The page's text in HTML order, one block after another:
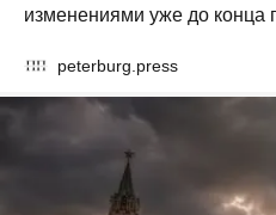
изменениями уже до конца
peterburg.press